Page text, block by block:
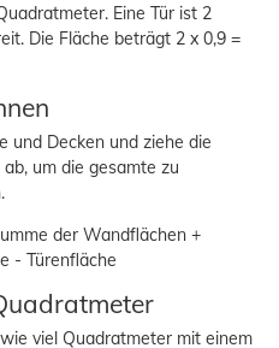
Eine Tür ist 2
Die Fläche beträgt 2 x 0,9 =
und Decken und ziehe die
um die gesamte zu
der Wandflächen +
- Türenfläche
viel Quadratmeter mit einem